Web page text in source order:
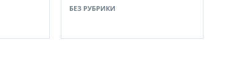
БЕЗ РУБРИКИ